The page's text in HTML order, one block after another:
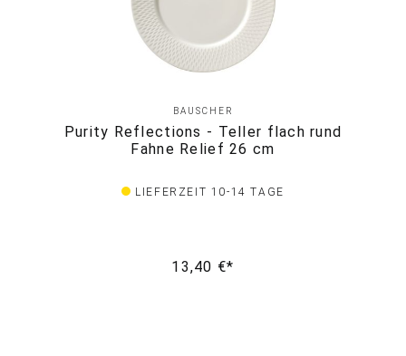
BAUSCHER
Purity Reflections - Teller flach rund
Fahne Relief 26 cm
LIEFERZEIT 10-14 TAGE
13,40 €*